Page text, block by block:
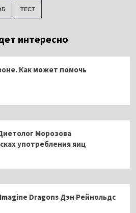
ТЕСТ
интересно
Как может помочь
Морозова
употребления яиц
Dragons Дэн Рейнольдс